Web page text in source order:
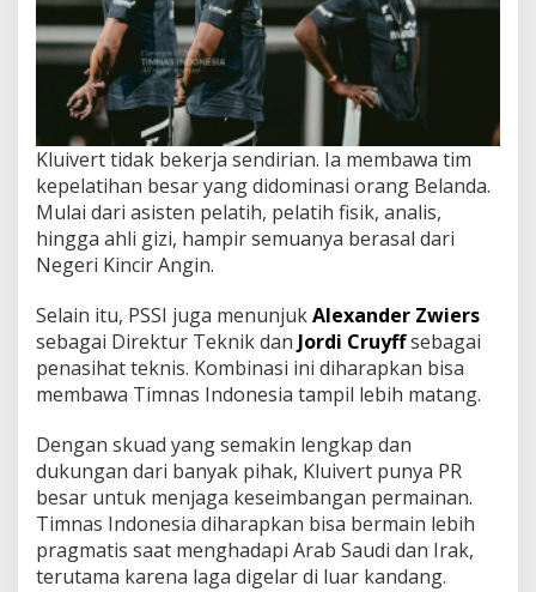
Kluivert tidak bekerja sendirian. Ia membawa tim
kepelatihan besar yang didominasi orang Belanda.
Mulai dari asisten pelatih, pelatih fisik, analis,
hingga ahli gizi, hampir semuanya berasal dari
Negeri Kincir Angin.
Selain itu, PSSI juga menunjukAlexander Zwiers
sebagai Direktur Teknik dan Jordi Cruyffsebagai
penasihat teknis. Kombinasi ini diharapkan bisa
membawa Timnas Indonesia tampil lebih matang.
Dengan skuad yang semakin lengkap dan
dukungan dari banyak pihak, Kluivert punya PR
besar untuk menjaga keseimbangan permainan.
Timnas Indonesia diharapkan bisa bermain lebih
pragmatis saat menghadapi Arab Saudi dan Irak,
terutama karena laga digelar di luar kandang.